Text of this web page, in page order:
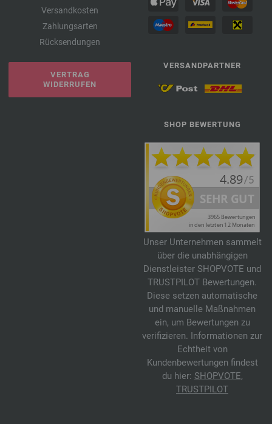
Versandkosten
Zahlungsarten
Rücksendungen
VERTRAG
WIDERRUFEN
VERSANDPARTNER
SHOP BEWERTUNG
Unser Unternehmen sammelt
über die unabhängigen
Dienstleister SHOPVOTE und
TRUSTPILOT Bewertungen.
Diese setzen automatische
und manuelle Maßnahmen
ein, um Bewertungen zu
verifizieren. Informationen zur
Echtheit von
Kundenbewertungen findest
du hier: SHOPVOTE,
TRUSTPILOT